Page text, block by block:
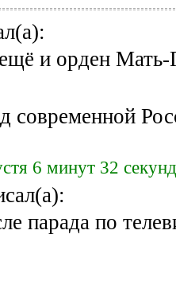
и орден Мать-
современной
6 минут 32
парада по